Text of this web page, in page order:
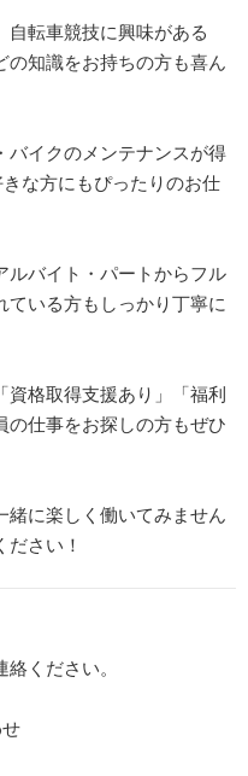
自転車競技に興味がある
の知識をお持ちの方も喜ん
バイクのメンテナンスが得
な方にもぴったりのお仕
ルバイト・パートからフル
ている方もしっかり丁寧に
格取得支援あり」「福利
の仕事をお探しの方もぜひ
緒に楽しく働いてみません
さい！
ください。